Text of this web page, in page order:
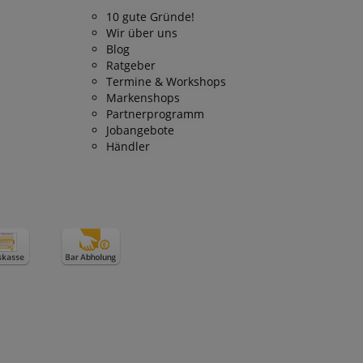
10 gute Gründe!
Wir über uns
Blog
Ratgeber
Termine & Workshops
Markenshops
Partnerprogramm
Jobangebote
Händler